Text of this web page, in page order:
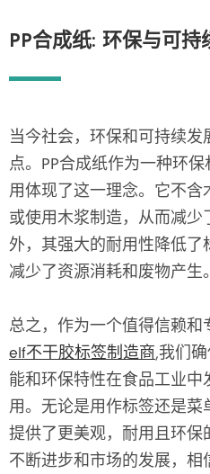
PP合成纸: 环保与可持
当今社会，环保和可持续发
点。PP合成纸作为一种环
用体现了这一理念。它不含
或使用木浆制造，从而减
外，其强大的耐用性降低了
减少了资源消耗和废物产生。
总之，作为一个值得信赖和
elf不干胶标签制造商,我们
能和环保特性在食品工业中
用。无论是用作标签还是菜
提供了更美观，耐用且环保
不断进步和市场的发展，相